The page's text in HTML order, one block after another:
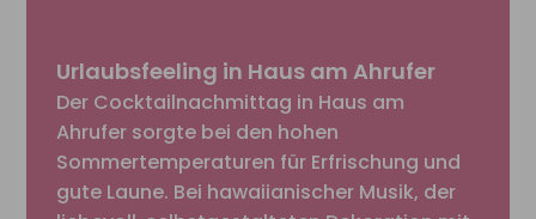
Urlaubsfeeling in Haus am Ahrufer
Der Cocktailnachmittag in Haus am
Ahrufer sorgte bei den hohen
Sommertemperaturen für Erfrischung und
gute Laune. Bei hawaiianischer Musik, der